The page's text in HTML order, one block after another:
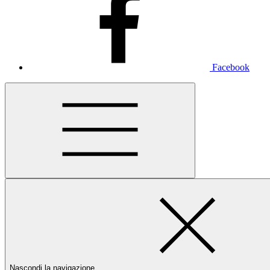
Facebook
Nascondi la navigazione